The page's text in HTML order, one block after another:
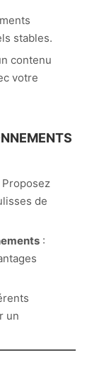
stables.
contenu
votre
de
:
un